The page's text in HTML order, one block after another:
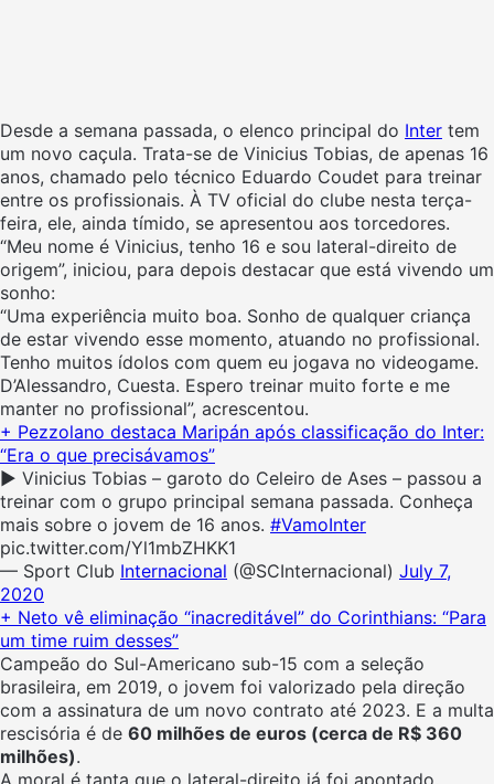
Desde a semana passada, o elenco principal do Inter tem
um novo caçula. Trata-se de Vinicius Tobias, de apenas 16
anos, chamado pelo técnico Eduardo Coudet para treinar
entre os profissionais. À TV oficial do clube nesta terça-
feira, ele, ainda tímido, se apresentou aos torcedores.
“Meu nome é Vinicius, tenho 16 e sou lateral-direito de
origem”, iniciou, para depois destacar que está vivendo um
sonho:
“Uma experiência muito boa. Sonho de qualquer criança
de estar vivendo esse momento, atuando no profissional.
Tenho muitos ídolos com quem eu jogava no videogame.
D’Alessandro, Cuesta. Espero treinar muito forte e me
manter no profissional”, acrescentou.
+ Pezzolano destaca Maripán após classificação do Inter:
“Era o que precisávamos”
▶️ Vinicius Tobias – garoto do Celeiro de Ases – passou a
treinar com o grupo principal semana passada. Conheça
mais sobre o jovem de 16 anos. #VamoInter
pic.twitter.com/Yl1mbZHKK1
— Sport Club Internacional (@SCInternacional) July 7,
2020
+ Neto vê eliminação “inacreditável” do Corinthians: “Para
um time ruim desses”
Campeão do Sul-Americano sub-15 com a seleção
brasileira, em 2019, o jovem foi valorizado pela direção
com a assinatura de um novo contrato até 2023. E a multa
rescisória é de 60 milhões de euros (cerca de R$ 360
milhões).
A moral é tanta que o lateral-direito já foi apontado,